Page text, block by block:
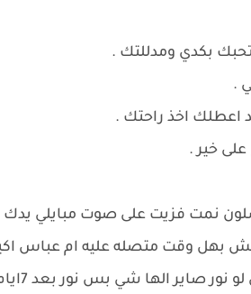
بكدي ومدللتك .
.
اعطلك اخذ راحتك .
على خير .
نمت فزيت على صوت مبايلي
بهل وقت متصله عليه ام عباس
خط